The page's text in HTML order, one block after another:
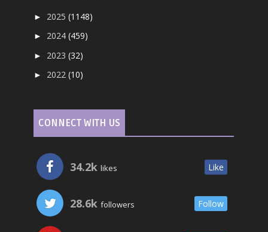
► 2025(1148)
► 2024(459)
► 2023(32)
► 2022(10)
CONNECT WITH US
34.2k likes Like
28.6k followers Follow